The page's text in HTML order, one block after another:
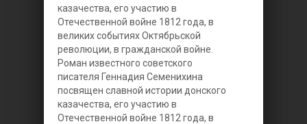
казачества, его участию в
Отечественной войне 1812 года, в
великих событиях Октябрьской
революции, в гражданской войне.
Роман известного советского
писателя Геннадия Семенихина
посвящен славной истории донского
казачества, его участию в
Отечественной войне 1812 года, в